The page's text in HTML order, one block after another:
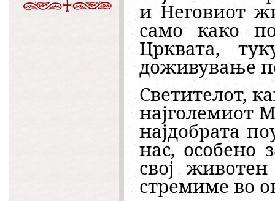
и Неговиот
само како
Црквата,
доживување
Светителот,
најголемиот
најдобрата
нас, особено
свој
стремиме во